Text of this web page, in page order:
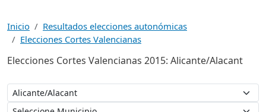
Inicio
Resultados elecciones autonómicas
Elecciones Cortes Valencianas
Elecciones Cortes Valencianas 2015: Alicante/Alacant